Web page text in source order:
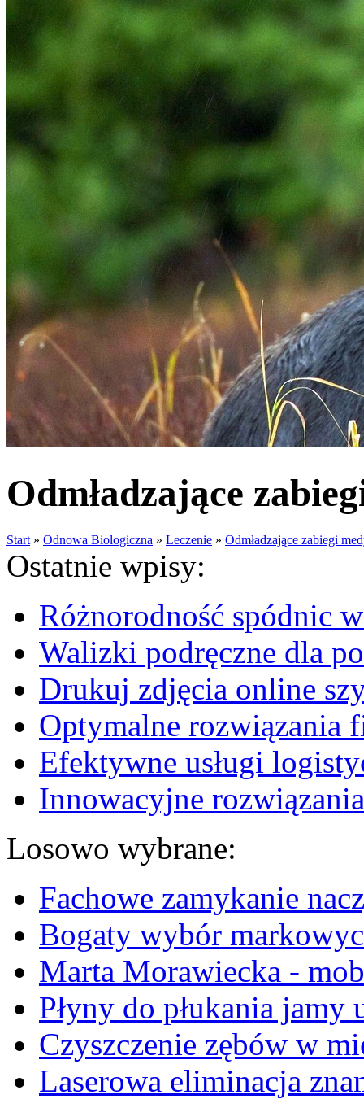
Odmładzające
Start » Odnowa Biologiczna » Leczenie » Odmładzające zabiegi
Ostatnie wpisy:
Różnorodność spódnic
Walizki podręczne dla
Drukuj zdjęcia online
Optymalne rozwiązania
Efektywne usługi
Innowacyjne
Losowo wybrane:
Fachowe zamykanie
Bogaty wybór
Marta Morawiecka -
Płyny do płukania jamy
Czyszczenie zębów w
Laserowa eliminacja